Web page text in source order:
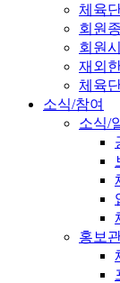
체육
회원
회원
재외
체육
소식/참여
소식/
홍보